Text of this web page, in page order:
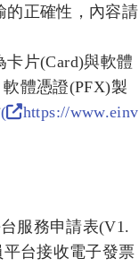
的正確性，內容請
片(Card)與軟體
體憑證(PFX)製
(
https://www.einv
服務申請表(V1.
台接收電子發票